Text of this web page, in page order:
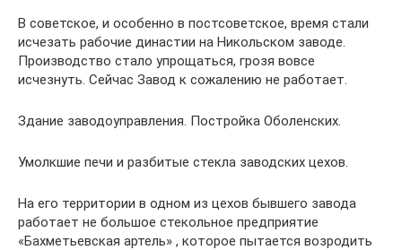
В советское, и особенно в постсоветское, время стали
исчезать рабочие династии на Никольском заводе.
Производство стало упрощаться, грозя вовсе
исчезнуть. Сейчас Завод к сожалению не работает.
Здание заводоуправления. Постройка Оболенских.
Умолкшие печи и разбитые стекла заводских цехов.
На его территории в одном из цехов бывшего завода
работает не большое стекольное предприятие
«Бахметьевская артель» , которое пытается возродить